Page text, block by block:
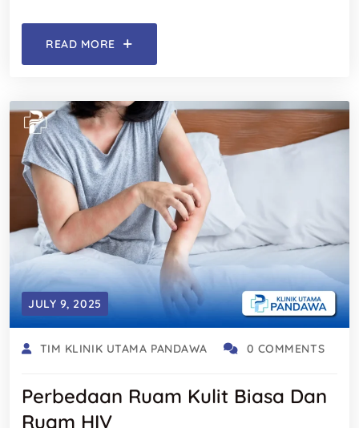
READ MORE
JULY 9, 2025
TIM KLINIK UTAMA PANDAWA 0 COMMENTS
Perbedaan Ruam Kulit Biasa Dan
Ruam HIV